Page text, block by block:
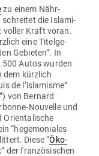
zu einem Nähr­
schreitet die Isla­mi­
voller Kraft voran.
eine Titel­ge­
Gebieten”. In
Autos wurden
dem kürzlich
de l’is­la­misme”
von Bernard
Nou­velle und
Ori­en­ta­lische
“hege­mo­niales
Diese “Öko­
der fran­zö­si­schen